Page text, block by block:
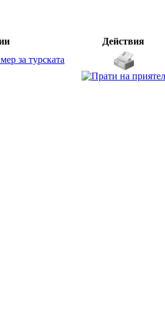
Действия
за турската